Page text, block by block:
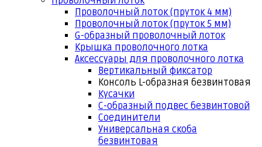
Проволочный лоток (пруток 4 мм)
Проволочный лоток (пруток 5 мм)
G-образный проволочный лоток
Крышка проволочного лотка
Аксессуары для проволочного лотка
Вертикальный фиксатор
Консоль L-образная безвинтовая
Кусачки
С-образный подвес безвинтовой
Соединители
Универсальная скоба
безвинтовая